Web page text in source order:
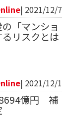
| 2021/12/7
「マンショ
リスクとは
| 2021/12/1
億円 補